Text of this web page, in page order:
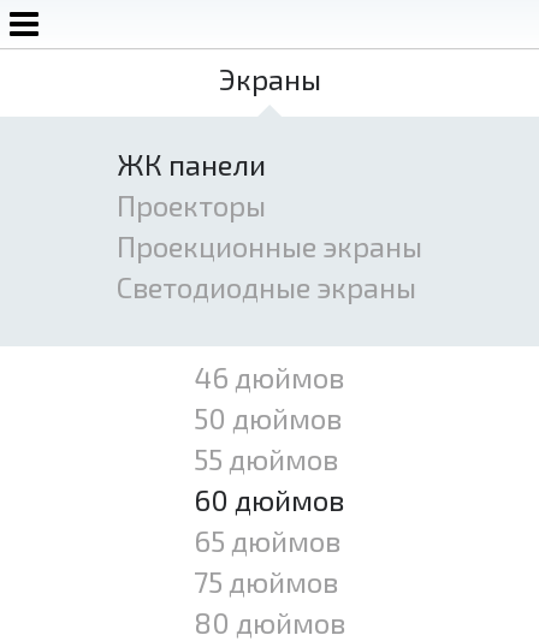
Аренда экранов, звука, света, сцены
+7 920 752-52-22 +7 (4872) 79-01-09
Экраны
ЖК панели
Проекторы
Проекционные экраны
Светодиодные экраны
46 дюймов
50 дюймов
55 дюймов
60 дюймов
65 дюймов
75 дюймов
80 дюймов